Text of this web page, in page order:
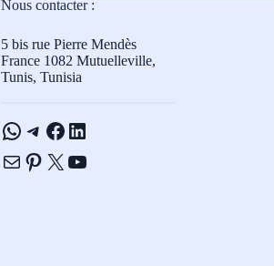
Nous contacter :
5 bis rue Pierre Mendès
France 1082 Mutuelleville,
Tunis, Tunisia
WhatsApp
Telegram
Facebook
LinkedIn
E-mailPinterest
X YouTube